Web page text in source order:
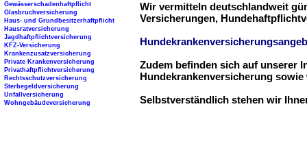
Wir vermitteln deutschlandweit
Versicherungen,
Zudem befinden sich auf unserer
Hundekrankenversicherung
Selbstverständlich stehen wir
Gewässerschadenhaftpflicht
Glasbruchversicherung
Haus- und Grundbesitzerhaftpflicht
Hausratversicherung
Jagdhaftpflichtversicherung
KFZ-Versicherung
Krankenzusatzversicherung
Private Krankenversicherung
Privathaftpflichtversicherung
Rechtsschutzversicherung
Sterbegeldversicherung
Unfallversicherung
Wohngebäudeversicherung